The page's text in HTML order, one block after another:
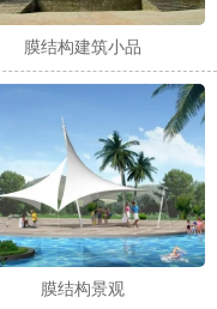
膜结构建筑小品
膜结构景观